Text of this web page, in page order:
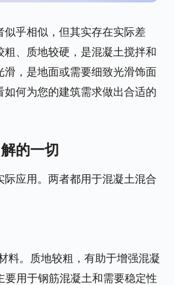
乎相似，但其实存在实际差
、质地较硬，是混凝土搅拌和
，是地面或需要细致光滑饰面
何为您的建筑需求做出合适的
的一切
应用。两者都用于混凝土混合
料。质地较粗，有助于增强混凝
要用于钢筋混凝土和需要稳定性